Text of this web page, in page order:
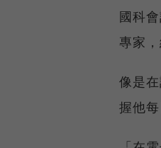
國科
專家
像是
握他